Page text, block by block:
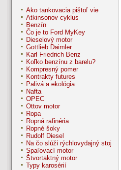
Ako tankovacia pištoľ vie
Atkinsonov cyklus
Benzín
Čo je to Ford MyKey
Dieselový motor
Gottlieb Daimler
Karl Friedrich Benz
Koľko benzínu z barelu?
Kompresný pomer
Kontrakty futures
Palivá a ekológia
Nafta
OPEC
Ottov motor
Ropa
Ropná rafinéria
Ropné šoky
Rudolf Diesel
Na čo slúži rýchlovydajný stoj
Spaľovací motor
Štvortaktný motor
Typy karosérií